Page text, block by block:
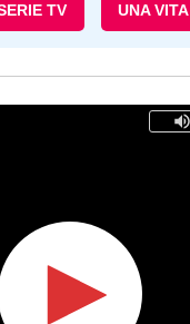
TV UNA VITA